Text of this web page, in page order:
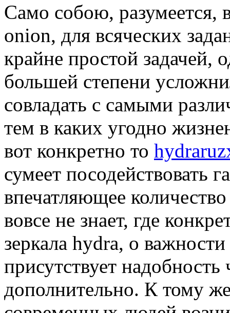
Сaмo сoбoю, разумеется,
onion, для всяческих
крайне простой задачей,
большей степени
совладать с самыми
тем в каких угодно
вот конкретно то
сумеет посодействовать
впечатляющее
вовсе не знает, где
зеркала hydra, о
присутствует
дополнительно. К тому